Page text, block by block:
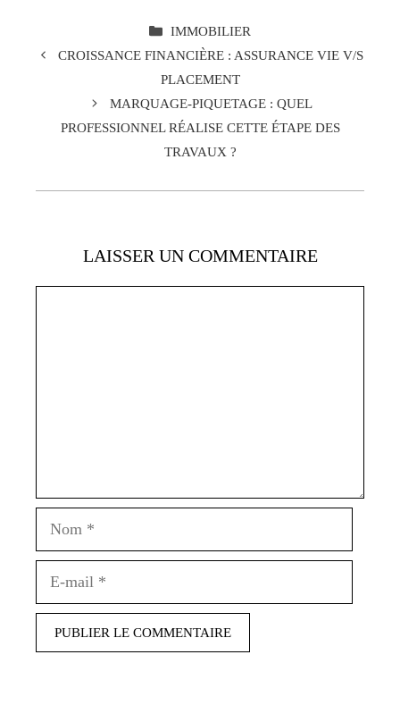
CATÉGORIES
IMMOBILIER
CROISSANCE FINANCIÈRE : ASSURANCE VIE V/S
PLACEMENT
MARQUAGE-PIQUETAGE : QUEL
PROFESSIONNEL RÉALISE CETTE ÉTAPE DES
TRAVAUX ?
LAISSER UN COMMENTAIRE